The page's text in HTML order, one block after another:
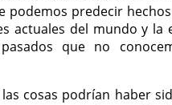
podemos predecir
actuales del mundo y la
que no
cosas podrían haber